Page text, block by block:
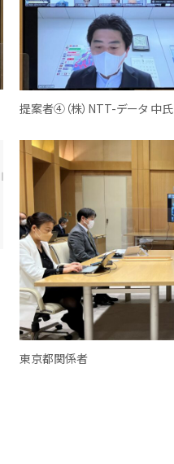
提案者④（株）NTT-データ 中氏
東京都関係者